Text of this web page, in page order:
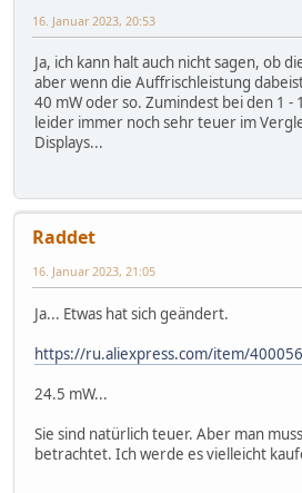
16. Januar 2023, 20:53
Ja, ich kann halt auch nicht sagen, ob
aber wenn die Auffrischleistung
40 mW oder so. Zumindest bei den 1 -
leider immer noch sehr teuer im
Displays...
Raddet
16. Januar 2023, 21:05
Ja... Etwas hat sich geändert.
https://ru.aliexpress.com/item/
24.5 mW...
Sie sind natürlich teuer. Aber man
betrachtet. Ich werde es vielleicht